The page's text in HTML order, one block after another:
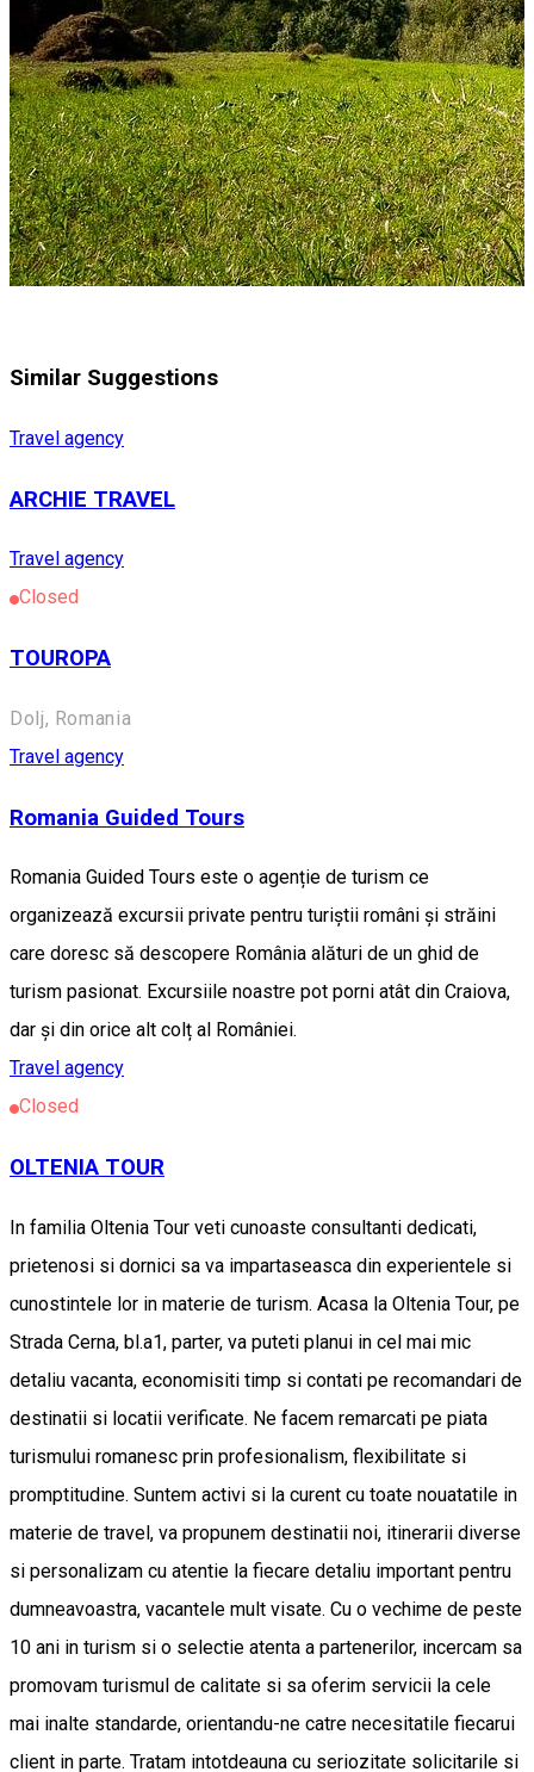
Similar Suggestions
Travel agency
ARCHIE TRAVEL
Travel agency
Closed
TOUROPA
Dolj, Romania
Travel agency
Romania Guided Tours
Romania Guided Tours este o agenție de turism ce
organizează excursii private pentru turiștii români și străini
care doresc să descopere România alături de un ghid de
turism pasionat. Excursiile noastre pot porni atât din Craiova,
dar și din orice alt colț al României.
Travel agency
Closed
OLTENIA TOUR
In familia Oltenia Tour veti cunoaste consultanti dedicati,
prietenosi si dornici sa va impartaseasca din experientele si
cunostintele lor in materie de turism. Acasa la Oltenia Tour, pe
Strada Cerna, bl.a1, parter, va puteti planui in cel mai mic
detaliu vacanta, economisiti timp si contati pe recomandari de
destinatii si locatii verificate. Ne facem remarcati pe piata
turismului romanesc prin profesionalism, flexibilitate si
promptitudine. Suntem activi si la curent cu toate nouatatile in
materie de travel, va propunem destinatii noi, itinerarii diverse
si personalizam cu atentie la fiecare detaliu important pentru
dumneavoastra, vacantele mult visate. Cu o vechime de peste
10 ani in turism si o selectie atenta a partenerilor, incercam sa
promovam turismul de calitate si sa oferim servicii la cele
mai inalte standarde, orientandu-ne catre necesitatile fiecarui
client in parte. Tratam intotdeauna cu seriozitate solicitarile si